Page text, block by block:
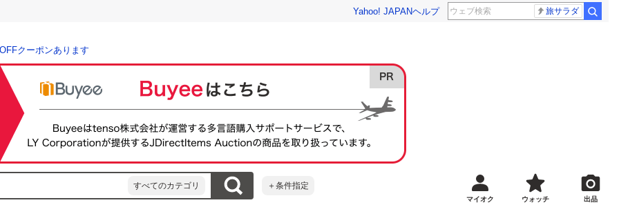
Yahoo! JAPANヘルプ 旅サラダ
クーポンあります
すべてのカテゴリ ＋条件指定
マイオク ウォッチ 出品